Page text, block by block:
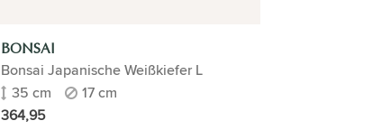
BONSAI
Bonsai Japanische Weißkiefer L
35 cm
17 cm
364,95